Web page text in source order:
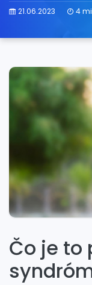
21.06.2023 4
Čo je to